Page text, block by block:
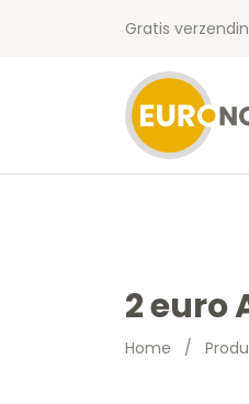
Gratis
2 euro
Home /